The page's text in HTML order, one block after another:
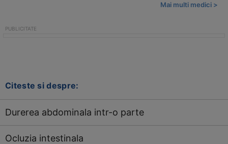
Mai multi medici >
Citeste si despre:
Durerea abdominala intr-o parte
Ocluzia intestinala